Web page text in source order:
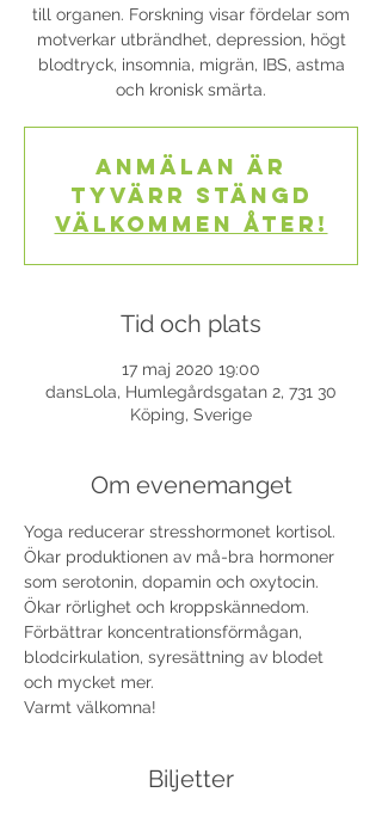
till organen. Forskning visar fördelar som
motverkar utbrändhet, depression, högt
blodtryck, insomnia, migrän, IBS, astma
och kronisk smärta.
Anmälan är
tyvärr stängd
Välkommen åter!
Tid och plats
17 maj 2020 19:00
dansLola, Humlegårdsgatan 2, 731 30
Köping, Sverige
Om evenemanget
Yoga reducerar stresshormonet kortisol.
Ökar produktionen av må-bra hormoner
som serotonin, dopamin och oxytocin.
Ökar rörlighet och kroppskännedom.
Förbättrar koncentrationsförmågan,
blodcirkulation, syresättning av blodet
och mycket mer.
Varmt välkomna!
Biljetter